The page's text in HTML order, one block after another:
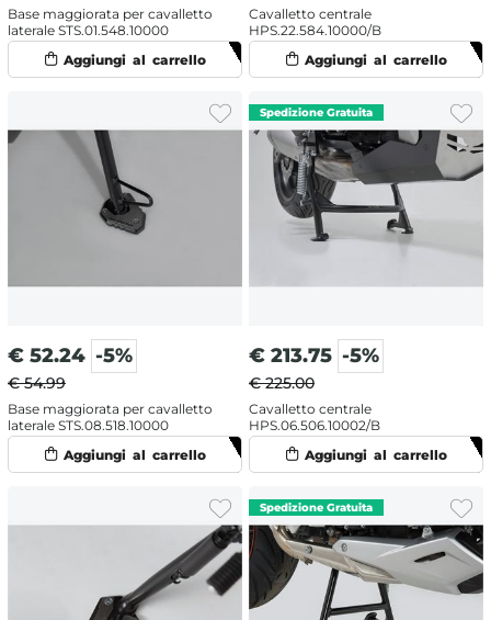
Base maggiorata per cavalletto
laterale STS.01.548.10000
Cavalletto centrale
HPS.22.584.10000/B
€ 52.24 -5%
€ 54.99
Base maggiorata per cavalletto
laterale STS.08.518.10000
€ 213.75 -5%
€ 225.00
Cavalletto centrale
HPS.06.506.10002/B